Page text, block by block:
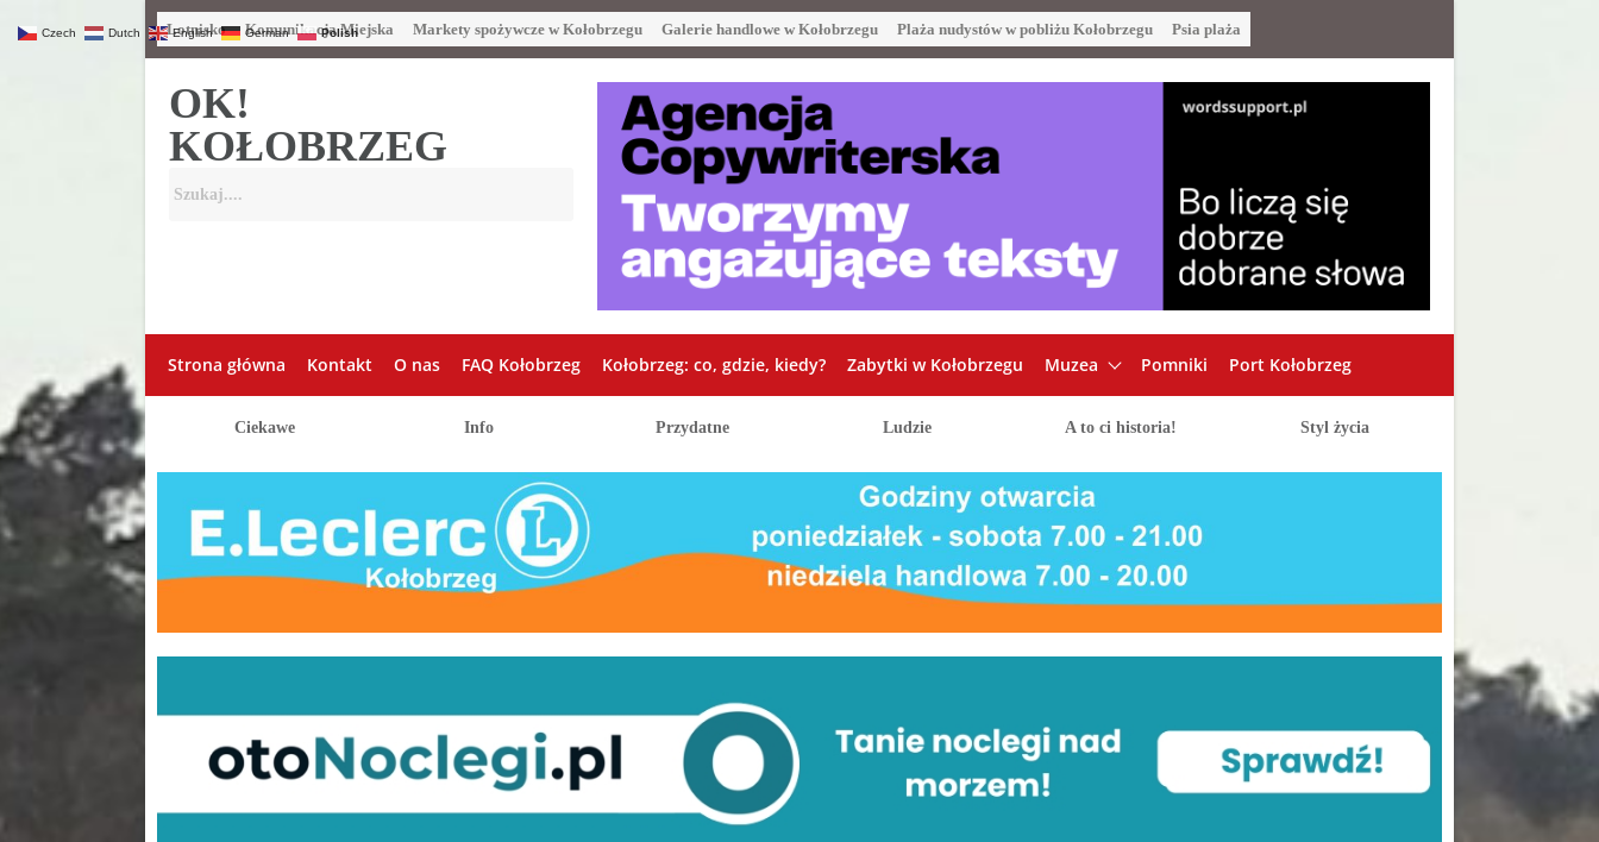
Lotnisko Komunikacja Miejska Markety spożywcze w Kołobrzegu Galerie handlowe w Kołobrzegu Plaża nudystów w pobliżu Kołobrzegu Psia plaża
OK!
KOŁOBRZEG
Strona główna Kontakt O nas FAQ Kołobrzeg Kołobrzeg: co, gdzie, kiedy? Zabytki w Kołobrzegu Muzea Pomniki Port Kołobrzeg
Ciekawe Info Przydatne Ludzie A to ci historia! Styl życia
Czech Dutch English German Polish